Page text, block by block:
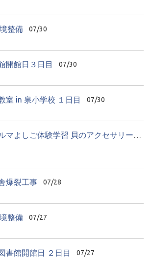
整備 07/30
開館日３日目 07/30
室 in 泉小学校 １日目 07/30
７/28（火）シェルマよしご体験学習 貝のアクセサリーづくり
爆裂工事 07/28
整備 07/27
書館開館日 ２日目 07/27